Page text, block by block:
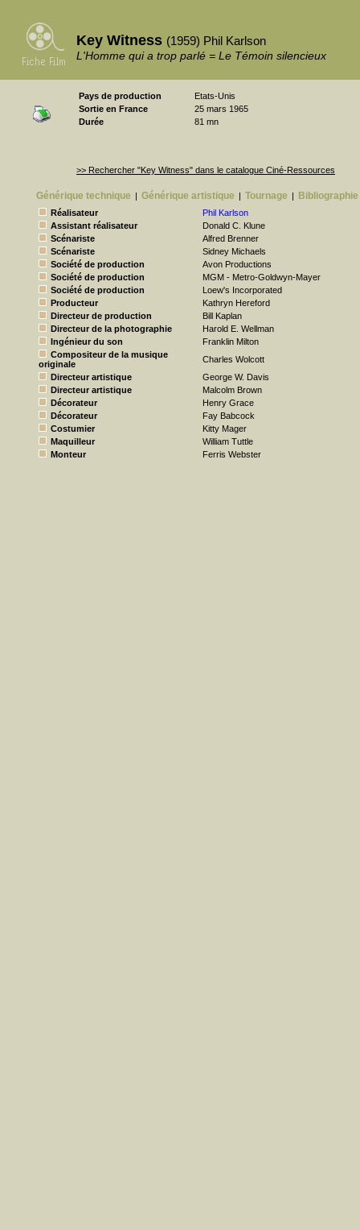
Key Witness (1959) Phil Karlson
L'Homme qui a trop parlé = Le Témoin silencieux
Pays de production
Etats-Unis
Sortie en France
25 mars 1965
Durée
81 mn
>> Rechercher "Key Witness" dans le catalogue Ciné-Ressources
Générique technique | Générique artistique | Tournage | Bibliographie
Réalisateur
Phil Karlson
Assistant réalisateur
Donald C. Klune
Scénariste
Alfred Brenner
Scénariste
Sidney Michaels
Société de production
Avon Productions
Société de production
MGM - Metro-Goldwyn-Mayer
Société de production
Loew's Incorporated
Producteur
Kathryn Hereford
Directeur de production
Bill Kaplan
Directeur de la photographie
Harold E. Wellman
Ingénieur du son
Franklin Milton
Compositeur de la musique
originale
Charles Wolcott
Directeur artistique
George W. Davis
Directeur artistique
Malcolm Brown
Décorateur
Henry Grace
Décorateur
Fay Babcock
Costumier
Kitty Mager
Maquilleur
William Tuttle
Monteur
Ferris Webster